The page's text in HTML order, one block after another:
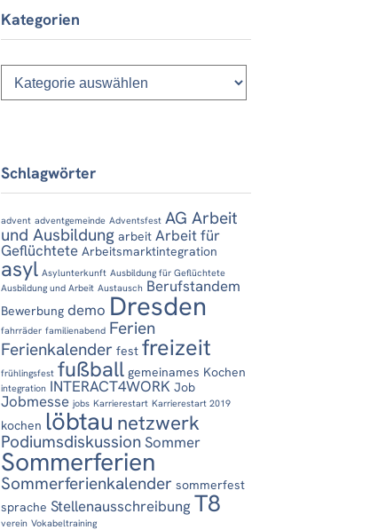
Kategorien
Kategorien
Schlagwörter
advent adventgemeinde Adventsfest AG Arbeit
und Ausbildung arbeit Arbeit für
Geflüchtete Arbeitsmarktintegration
asyl Asylunterkunft Ausbildung für Geflüchtete
Ausbildung und Arbeit Austausch Berufstandem
Bewerbung demo Dresden
fahrräder familienabend Ferien
Ferienkalender fest freizeit
frühlingsfest fußball gemeinames Kochen
integration INTERACT4WORK Job
Jobmesse jobs Karrierestart Karrierestart 2019
kochen löbtau netzwerk
PodiumsdiskussionSommer
Sommerferien
Sommerferienkalender sommerfest
sprache Stellenausschreibung T8
verein Vokabeltraining